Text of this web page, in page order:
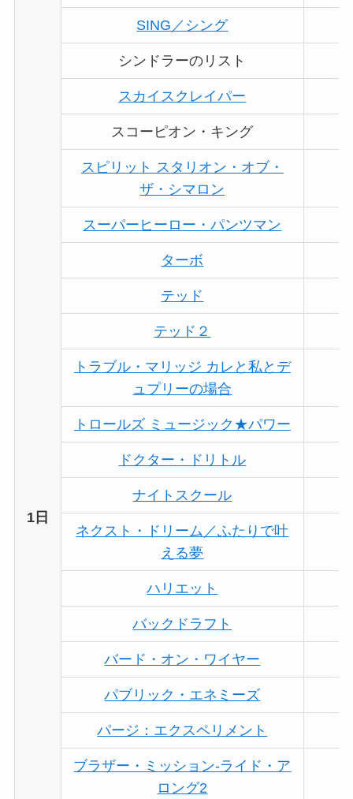
1日
SING／シング
シンドラーのリスト
スカイスクレイパー
スコーピオン・キング
スピリット スタリオン・オブ・
ザ・シマロン
スーパーヒーロー・パンツマン
ターボ
テッド
テッド２
トラブル・マリッジ カレと私とデ
ュプリーの場合
トロールズ ミュージック★パワー
ドクター・ドリトル
ナイトスクール
ネクスト・ドリーム／ふたりで叶
える夢
ハリエット
バックドラフト
バード・オン・ワイヤー
パブリック・エネミーズ
パージ：エクスペリメント
ブラザー・ミッション-ライド・ア
ロング2